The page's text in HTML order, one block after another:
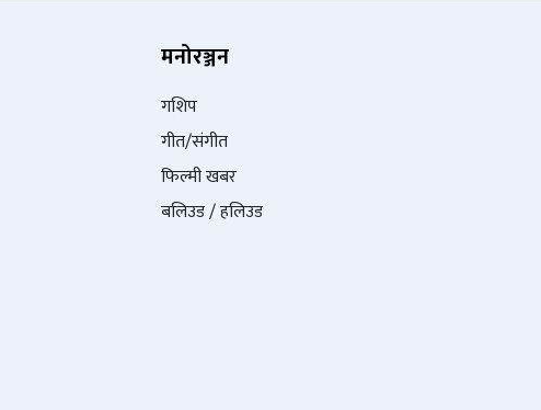
मनोरञ्जन
गशिप
गीत/संगीत
फिल्मी खबर
बलिउड / हलिउड